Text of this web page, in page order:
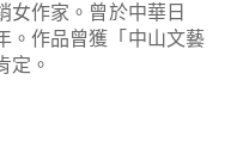
女作家。曾於中華日
作品曾獲「中山文藝
定。